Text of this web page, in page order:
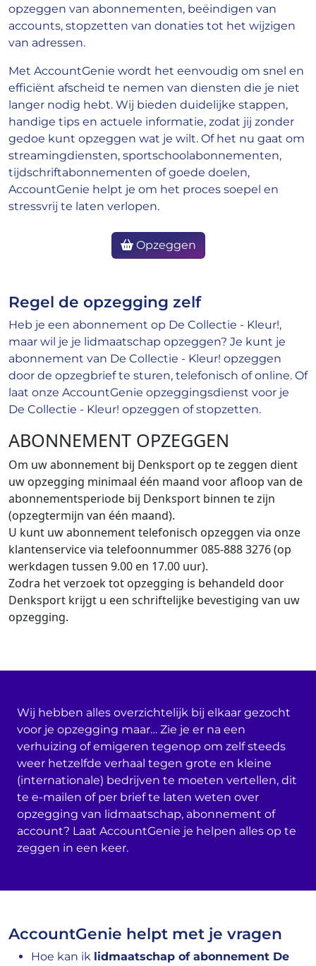
opzeggen van abonnementen, beëindigen van
accounts, stopzetten van donaties tot het wijzigen
van adressen.
Met AccountGenie wordt het eenvoudig om snel en
efficiënt afscheid te nemen van diensten die je niet
langer nodig hebt. Wij bieden duidelijke stappen,
handige tips en actuele informatie, zodat jij zonder
gedoe kunt opzeggen wat je wilt. Of het nu gaat om
streamingdiensten, sportschoolabonnementen,
tijdschriftabonnementen of goede doelen,
AccountGenie helpt je om het proces soepel en
stressvrij te laten verlopen.
Opzeggen
Regel de opzegging zelf
Heb je een abonnement op De Collectie - Kleur!,
maar wil je je lidmaatschap opzeggen? Je kunt je
abonnement van De Collectie - Kleur! opzeggen
door de opzegbrief te sturen, telefonisch of online. Of
laat onze AccountGenie opzeggingsdienst voor je
De Collectie - Kleur! opzeggen of stopzetten.
ABONNEMENT OPZEGGEN
Om uw abonnement bij Denksport op te zeggen dient
uw opzegging minimaal één maand voor afloop van de
abonnementsperiode bij Denksport binnen te zijn
(opzegtermijn van één maand).
U kunt uw abonnement telefonisch opzeggen via onze
klantenservice via telefoonnummer 085-888 3276 (op
werkdagen tussen 9.00 en 17.00 uur).
Zodra het verzoek tot opzegging is behandeld door
Denksport krijgt u een schriftelijke bevestiging van uw
opzegging.
Wij hebben alles overzichtelijk bij elkaar gezocht
voor je opzegging maar… Zie je er na een
verhuizing of emigeren tegenop om zelf steeds
weer hetzelfde verhaal tegen grote en kleine
(internationale) bedrijven te moeten vertellen, dit
te e-mailen of per brief te laten weten over
opzegging van lidmaatschap, abonnement of
account? Laat AccountGenie je helpen alles op te
zeggen in een keer.
AccountGenie helpt met je vragen
Hoe kan ik lidmaatschap of abonnement De